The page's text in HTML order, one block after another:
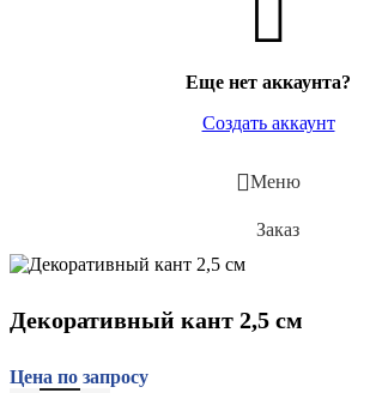
Еще нет аккаунта?
Создать аккаунт
Меню
Заказ
Декоративный кант 2,5 см
Цена по запросу